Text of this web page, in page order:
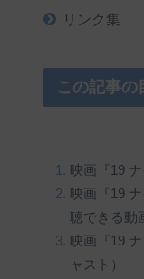
リンク集
この記事の
映画『19
映画『19
聴できる動
映画『19
ャスト）